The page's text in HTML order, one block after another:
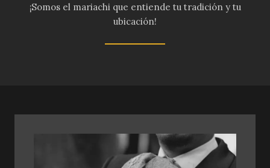
¡Somos el mariachi que entiende tu tradición y tu
ubicación!